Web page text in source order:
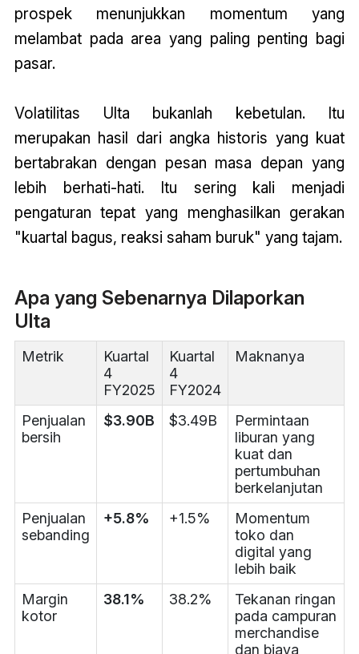
prospek menunjukkan momentum yang
melambat pada area yang paling penting bagi
pasar.
Volatilitas Ulta bukanlah kebetulan. Itu
merupakan hasil dari angka historis yang kuat
bertabrakan dengan pesan masa depan yang
lebih berhati-hati. Itu sering kali menjadi
pengaturan tepat yang menghasilkan gerakan
"kuartal bagus, reaksi saham buruk" yang tajam.
Apa yang Sebenarnya Dilaporkan
Ulta
Metrik
Kuartal
4
FY2025
Kuartal
4
FY2024
Maknanya
Penjualan
bersih
$3.90B $3.49B
Permintaan
liburan yang
kuat dan
pertumbuhan
berkelanjutan
Penjualan
sebanding
+5.8% +1.5%
Momentum
toko dan
digital yang
lebih baik
Margin
kotor
38.1% 38.2%
Tekanan ringan
pada campuran
merchandise
dan biaya